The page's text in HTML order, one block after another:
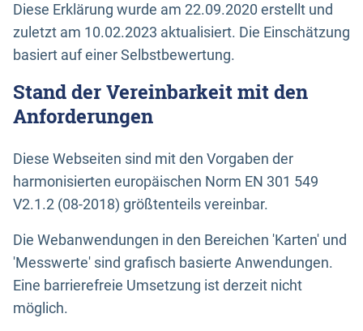
Diese Erklärung wurde am 22.09.2020 erstellt und
zuletzt am 10.02.2023 aktualisiert. Die Einschätzung
basiert auf einer Selbstbewertung.
Stand der Vereinbarkeit mit den
Anforderungen
Diese Webseiten sind mit den Vorgaben der
harmonisierten europäischen Norm EN 301 549
V2.1.2 (08-2018) größtenteils vereinbar.
Die Webanwendungen in den Bereichen 'Karten' und
'Messwerte' sind grafisch basierte Anwendungen.
Eine barrierefreie Umsetzung ist derzeit nicht
möglich.